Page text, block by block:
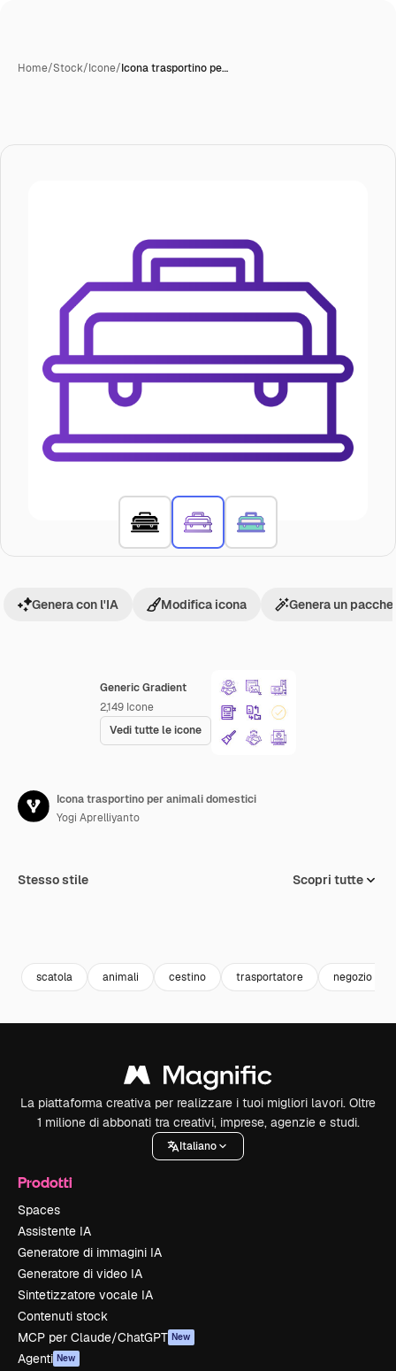
Home/Stock/Icone/Icona trasportino pe…
Generic Gradient
2,149 Icone
Vedi tutte le icone
Genera con l'IA Modifica icona Genera un
Icona trasportino per animali domestici
Yogi Aprelliyanto
Stesso stile Scopri tutte
scatola animali cestino trasportatore negozio di
La piattaforma creativa per realizzare i tuoi migliori lavori. Oltre
1 milione di abbonati tra creativi, imprese, agenzie e studi.
Italiano
Prodotti
Spaces
Assistente IA
Generatore di immagini IA
Generatore di video IA
Sintetizzatore vocale IA
Contenuti stock
MCP per Claude/ChatGPT New
Agenti New